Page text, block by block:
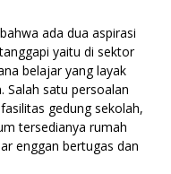
ada dua aspirasi
yaitu di sektor
belajar yang layak
Salah satu persoalan
gedung sekolah,
tersedianya rumah
enggan bertugas dan